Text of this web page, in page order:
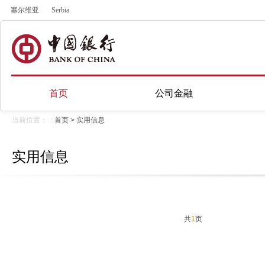
塞尔维亚 Serbia
首页 公司金融
当前位置： : 首页 > 实用信息
实用信息
共1页